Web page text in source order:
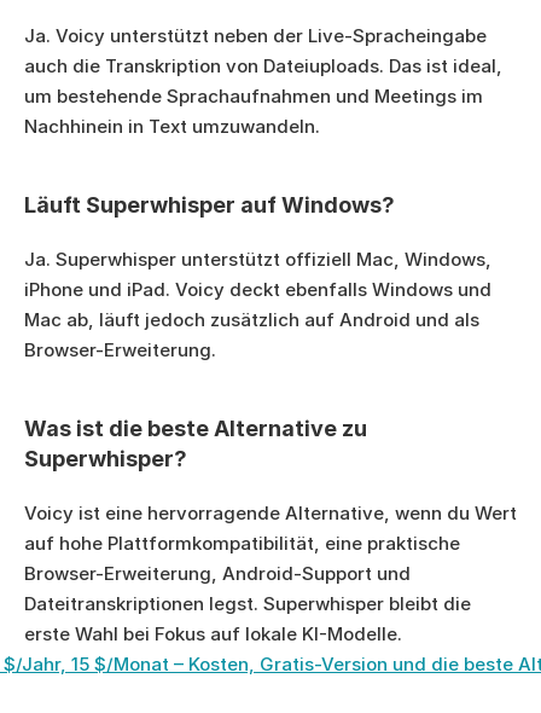
Ja. Voicy unterstützt neben der Live-Spracheingabe
auch die Transkription von Dateiuploads. Das ist ideal,
um bestehende Sprachaufnahmen und Meetings im
Nachhinein in Text umzuwandeln.
Läuft Superwhisper auf Windows?
Ja. Superwhisper unterstützt offiziell Mac, Windows,
iPhone und iPad. Voicy deckt ebenfalls Windows und
Mac ab, läuft jedoch zusätzlich auf Android und als
Browser-Erweiterung.
Was ist die beste Alternative zu
Superwhisper?
Voicy ist eine hervorragende Alternative, wenn du Wert
auf hohe Plattformkompatibilität, eine praktische
Browser-Erweiterung, Android-Support und
Dateitranskriptionen legst. Superwhisper bleibt die
erste Wahl bei Fokus auf lokale KI-Modelle.
$/Jahr, 15 $/Monat – Kosten, Gratis-Version und die beste